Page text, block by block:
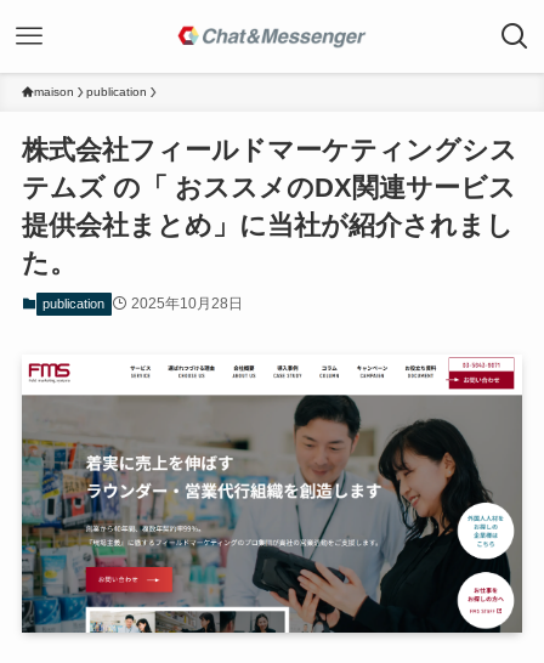
maison publication
株式会社フィールドマーケティングシス
テムズ の「 おススメのDX関連サービス
提供会社まとめ」に当社が紹介されまし
た。
publication 2025年10月28日